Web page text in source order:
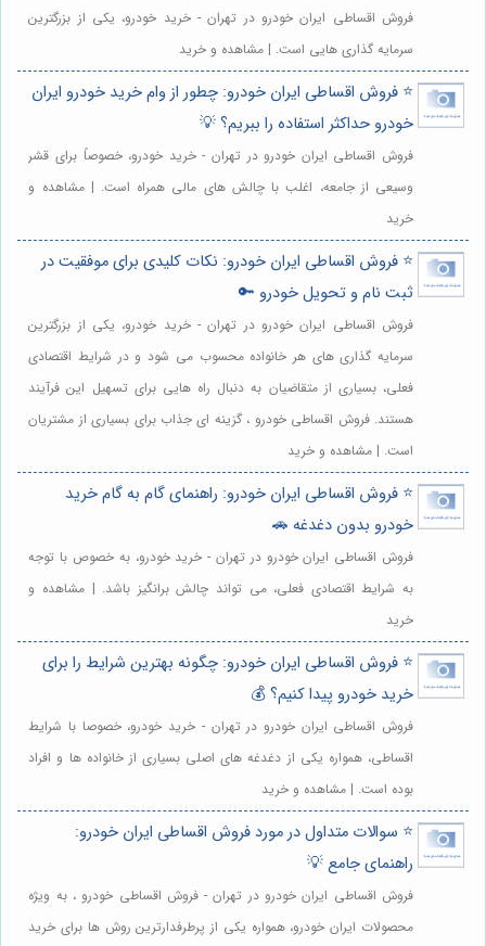
فروش اقساطی ایران خودرو در تهران - خرید خودرو، یکی از بزرگترین
سرمایه گذاری هایی است. | مشاهده و خرید
⭐️ فروش اقساطی ایران خودرو: چطور از وام خرید خودرو ایران
خودرو حداکثر استفاده را ببریم؟ 💡
فروش اقساطی ایران خودرو در تهران - خرید خودرو، خصوصاً برای قشر
وسیعی از جامعه، اغلب با چالش های مالی همراه است. | مشاهده و
خرید
⭐️ فروش اقساطی ایران خودرو: نکات کلیدی برای موفقیت در
ثبت نام و تحویل خودرو 🔑
فروش اقساطی ایران خودرو در تهران - خرید خودرو، یکی از بزرگترین
سرمایه گذاری های هر خانواده محسوب می شود و در شرایط اقتصادی
فعلی، بسیاری از متقاضیان به دنبال راه هایی برای تسهیل این فرآیند
هستند. فروش اقساطی خودرو ، گزینه ای جذاب برای بسیاری از مشتریان
است. | مشاهده و خرید
⭐️ فروش اقساطی ایران خودرو: راهنمای گام به گام خرید
خودرو بدون دغدغه 🚗
فروش اقساطی ایران خودرو در تهران - خرید خودرو، به خصوص با توجه
به شرایط اقتصادی فعلی، می تواند چالش برانگیز باشد. | مشاهده و
خرید
⭐️ فروش اقساطی ایران خودرو: چگونه بهترین شرایط را برای
خرید خودرو پیدا کنیم؟ 💰
فروش اقساطی ایران خودرو در تهران - خرید خودرو، خصوصا با شرایط
اقساطی، همواره یکی از دغدغه های اصلی بسیاری از خانواده ها و افراد
بوده است. | مشاهده و خرید
⭐️ سوالات متداول در مورد فروش اقساطی ایران خودرو:
راهنمای جامع 💡
فروش اقساطی ایران خودرو در تهران - فروش اقساطی خودرو ، به ویژه
محصولات ایران خودرو، همواره یکی از پرطرفدارترین روش ها برای خرید